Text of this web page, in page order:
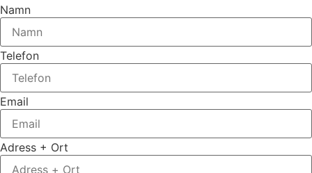
Namn
Telefon
Email
Adress + Ort